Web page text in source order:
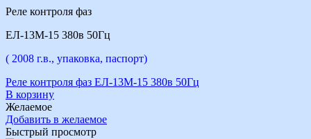
Реле контроля фаз
ЕЛ-13М-15 380в 50Гц
( 2008 г.в., упаковка, паспорт)
Реле контроля фаз ЕЛ-13М-15 380в 50Гц
В корзину
Желаемое
Добавить в желаемое
Быстрый просмотр